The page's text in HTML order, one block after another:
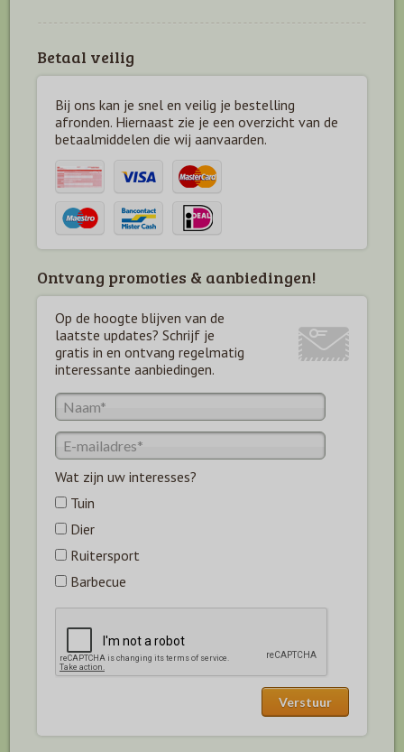
Betaal veilig
Bij ons kan je snel en veilig je bestelling
afronden. Hiernaast zie je een overzicht van de
betaalmiddelen die wij aanvaarden.
Ontvang promoties & aanbiedingen!
Op de hoogte blijven van de
laatste updates? Schrijf je
gratis in en ontvang regelmatig
interessante aanbiedingen.
Wat zijn uw interesses?
Tuin
Dier
Ruitersport
Barbecue